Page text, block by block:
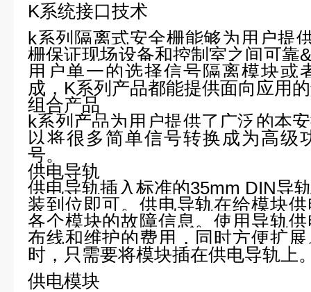
K系统接口技术
k系列隔离式安全栅能够为用户提
栅保证现场设备和控制室之间可靠&
用户单一的选择信号隔离模块或
成， K系列产品都能提供面向应用
组合产品
k系列产品为用户提供了广泛的本
以将很多简单信号转换成为高级
号。
供电导轨
供电导轨插入标准的35mm DIN导
装到位即可。供电导轨在给模块
各个模块的故障信息。使用导轨
布线和维护的费用，同时方便扩
时，只需要将模块插在供电导轨上
供电模块